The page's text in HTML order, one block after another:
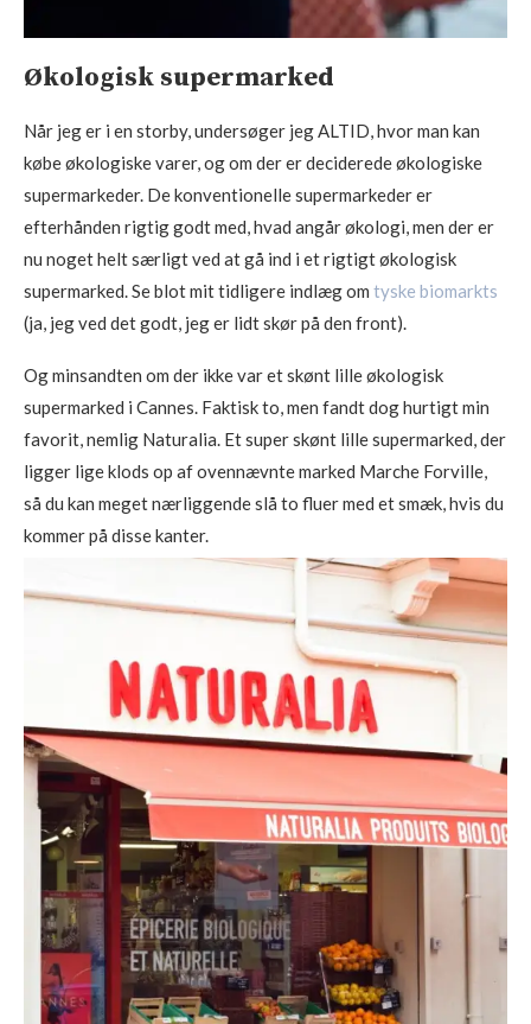
Økologisk supermarked
Når jeg er i en storby, undersøger jeg ALTID, hvor man kan
købe økologiske varer, og om der er deciderede økologiske
supermarkeder. De konventionelle supermarkeder er
efterhånden rigtig godt med, hvad angår økologi, men der er
nu noget helt særligt ved at gå ind i et rigtigt økologisk
supermarked. Se blot mit tidligere indlæg om tyske biomarkts
(ja, jeg ved det godt, jeg er lidt skør på den front).
Og minsandten om der ikke var et skønt lille økologisk
supermarked i Cannes. Faktisk to, men fandt dog hurtigt min
favorit, nemlig Naturalia. Et super skønt lille supermarked, der
ligger lige klods op af ovennævnte marked Marche Forville,
så du kan meget nærliggende slå to fluer med et smæk, hvis du
kommer på disse kanter.